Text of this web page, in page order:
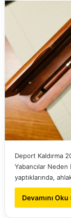
Deport Kaldırma
Yabancılar
yaptıklarında,
Devamını Oku